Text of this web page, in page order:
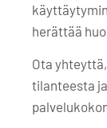
herättää
Ota
tilanteesta